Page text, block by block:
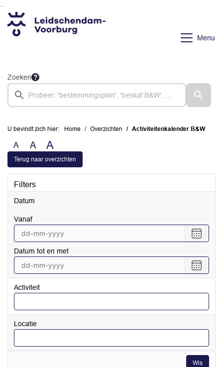
Ga naar de inhoud van deze pagina
Ga naar het zoeken
Ga naar het menu
Menu
Zoeken
U bevindt zich hier: Home Overzichten Activiteitenkalender B&W
A A A
Terug naar overzichten
Filters
Datum
vanaf
een
vanaf
Datum tot en met
een
tot
met
Activiteit
Locatie
Wis